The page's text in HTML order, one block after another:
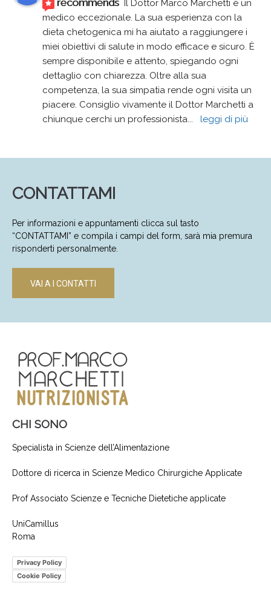
recommends Il Dottor Marco Marchetti è un
medico eccezionale. La sua esperienza con la
dieta chetogenica mi ha aiutato a raggiungere i
miei obiettivi di salute in modo efficace e sicuro. È
sempre disponibile e attento, spiegando ogni
dettaglio con chiarezza. Oltre alla sua
competenza, la sua simpatia rende ogni visita un
piacere. Consiglio vivamente il Dottor Marchetti a
chiunque cerchi un professionista... leggi di più
CONTATTAMI
Per informazioni e appuntamenti clicca sul tasto
“CONTATTAMI” e compila i campi del form, sarà mia premura
risponderti personalmente.
VAI A I CONTATTI
CHI SONO
Specialista in Scienze dell’Alimentazione
Dottore di ricerca in Scienze Medico Chirurgiche Applicate
Prof Associato Scienze e Tecniche Dietetiche applicate
UniCamillus
Roma
Privacy Policy
Cookie Policy